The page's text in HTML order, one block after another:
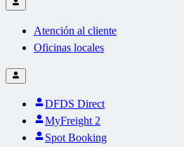
Atención al cliente
Oficinas locales
DFDS Direct
MyFreight 2
Spot Booking